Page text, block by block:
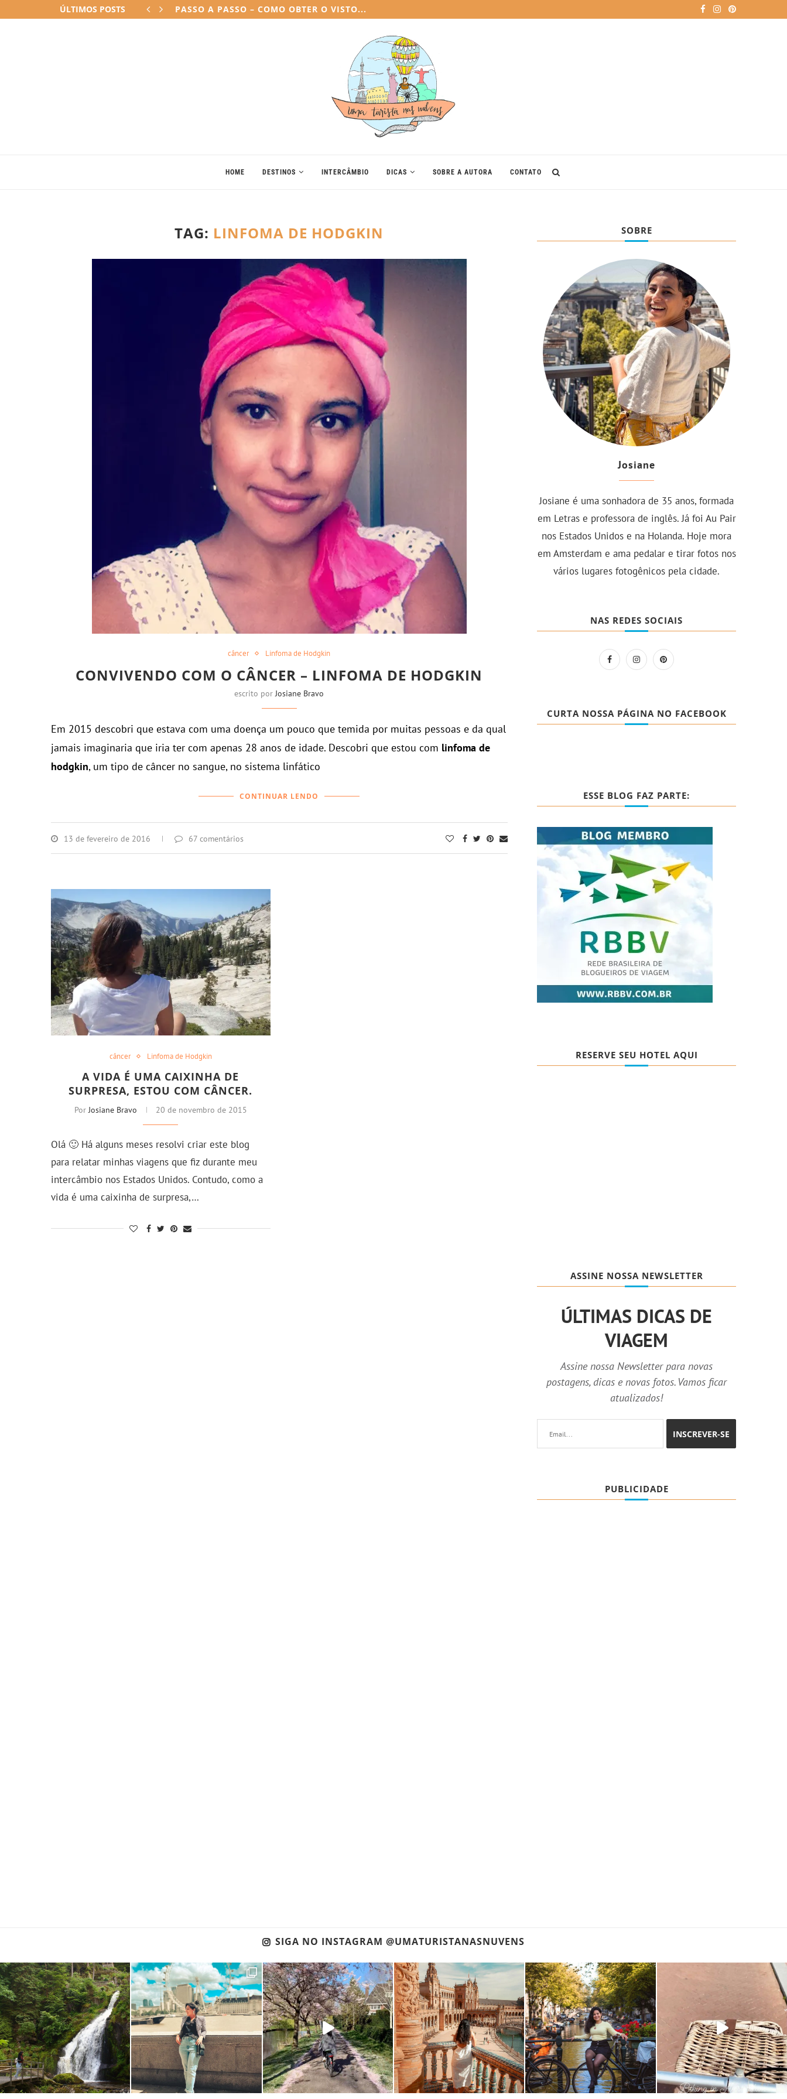
ÚLTIMOS POSTS COMO E POR QUE ME MUDEI PARA A...
HOME DESTINOS INTERCÂMBIO DICAS SOBRE A AUTORA CONTATO
TAG: LINFOMA DE HODGKIN
câncer Linfoma de Hodgkin
CONVIVENDO COM O CÂNCER – LINFOMA DE HODGKIN
escrito porJosiane Bravo
Em 2015 descobri que estava com uma doença um pouco que temida por muitas pessoas e da qual
jamais imaginaria que iria ter com apenas 28 anos de idade. Descobri que estou com linfoma de
hodgkin, um tipo de câncer no sangue, no sistema linfático
CONTINUAR LENDO
13 de fevereiro de 2016 67 comentários
câncer Linfoma de Hodgkin
A VIDA É UMA CAIXINHA DE
SURPRESA, ESTOU COM CÂNCER.
PorJosiane Bravo 20 de novembro de 2015
Olá 🙂 Há alguns meses resolvi criar este blog
para relatar minhas viagens que fiz durante meu
intercâmbio nos Estados Unidos. Contudo, como a
vida é uma caixinha de surpresa,…
SOBRE
Josiane
Josiane é uma sonhadora de 35 anos, formada
em Letras e professora de inglês. Já foi Au Pair
nos Estados Unidos e na Holanda. Hoje mora
em Amsterdam e ama pedalar e tirar fotos nos
vários lugares fotogênicos pela cidade.
NAS REDES SOCIAIS
CURTA NOSSA PÁGINA NO FACEBOOK
ESSE BLOG FAZ PARTE:
RESERVE SEU HOTEL AQUI
ASSINE NOSSA NEWSLETTER
ÚLTIMAS DICAS DE
VIAGEM
Assine nossa Newsletter para novas
postagens, dicas e novas fotos. Vamos ficar
atualizados!
PUBLICIDADE
SIGA NO INSTAGRAM @UMATURISTANASNUVENS